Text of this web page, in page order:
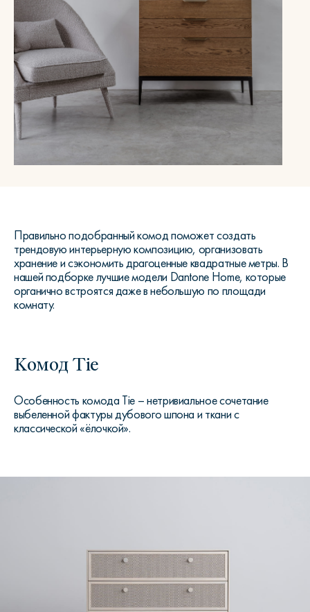
Правильно подобранный комод поможет создать
трендовую интерьерную композицию, организовать
хранение и сэкономить драгоценные квадратные метры. В
нашей подборке лучшие модели Dantone Home, которые
органично встроятся даже в небольшую по площади
комнату.
Комод Tie
Особенность комода Tie – нетривиальное сочетание
выбеленной фактуры дубового шпона и ткани с
классической «ёлочкой».